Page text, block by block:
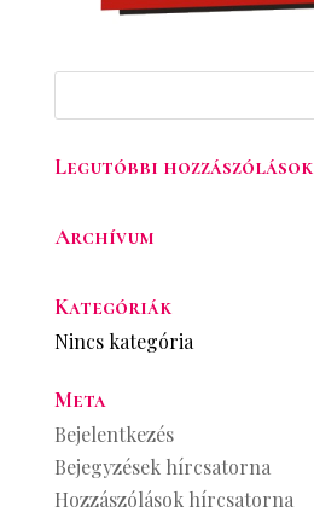
Legutóbbi hozzászólások
Archívum
Kategóriák
Nincs kategória
Meta
Bejelentkezés
Bejegyzések hírcsatorna
Hozzászólások hírcsatorna